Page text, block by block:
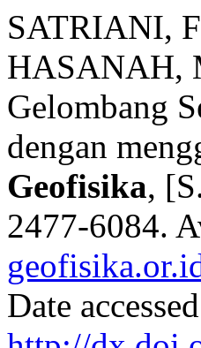
SATRIANI,
HASANAH,
Gelombang
dengan
Geofisika,
2477-6084.
Date